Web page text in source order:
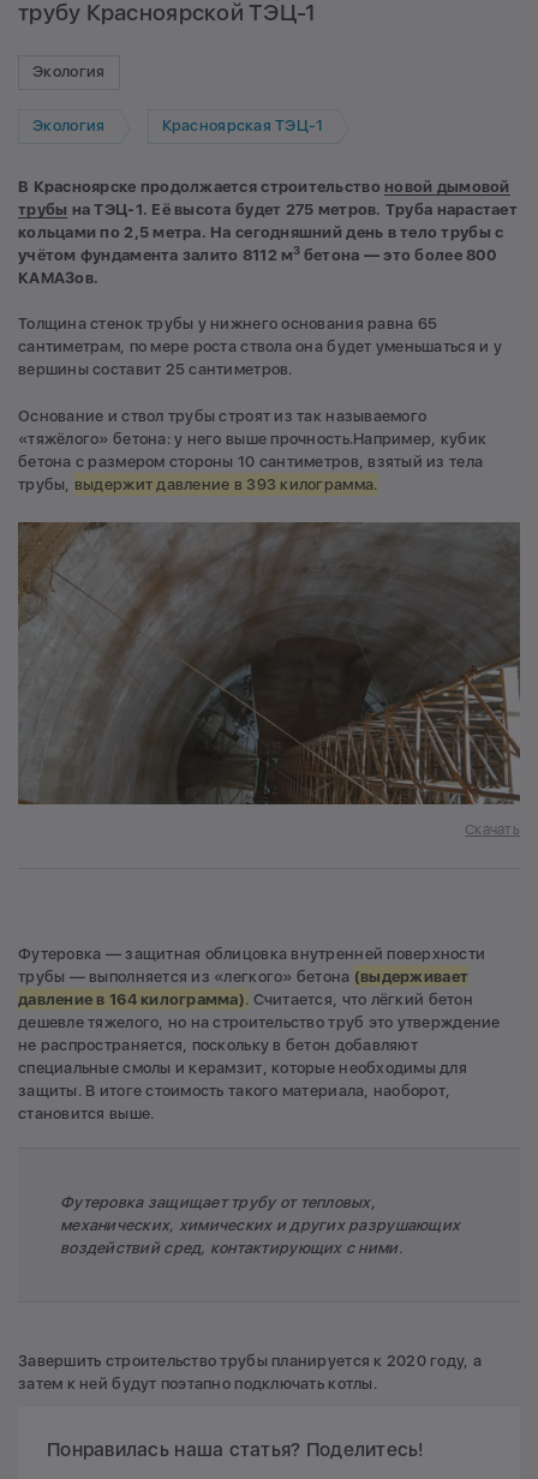
трубу Красноярской ТЭЦ-1
Экология
Экология Красноярская ТЭЦ-1
В Красноярске продолжается строительство новой дымовой
трубы на ТЭЦ-1. Её высота будет 275 метров. Труба нарастает
кольцами по 2,5 метра. На сегодняшний день в тело трубы с
учётом фундамента залито 8112 м3 бетона — это более 800
КАМАЗов.
Толщина стенок трубы у нижнего основания равна 65
сантиметрам, по мере роста ствола она будет уменьшаться и у
вершины составит 25 сантиметров.
Основание и ствол трубы строят из так называемого
«тяжёлого» бетона: у него выше прочность.Например, кубик
бетона с размером стороны 10 сантиметров, взятый из тела
трубы, выдержит давление в 393 килограмма.
Скачать
Футеровка — защитная облицовка внутренней поверхности
трубы — выполняется из «легкого» бетона (выдерживает
давление в 164 килограмма). Считается, что лёгкий бетон
дешевле тяжелого, но на строительство труб это утверждение
не распространяется, поскольку в бетон добавляют
специальные смолы и керамзит, которые необходимы для
защиты. В итоге стоимость такого материала, наоборот,
становится выше.
Футеровка защищает трубу от тепловых,
механических, химических и других разрушающих
воздействий сред, контактирующих с ними.
Завершить строительство трубы планируется к 2020 году, а
затем к ней будут поэтапно подключать котлы.
Понравилась наша статья? Поделитесь!